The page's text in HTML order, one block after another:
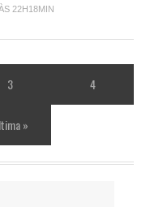
22H18MIN
3 4
»